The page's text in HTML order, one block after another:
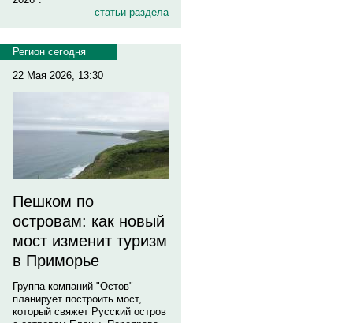
статьи раздела
Регион сегодня
22 Мая 2026, 13:30
Пешком по
островам: как новый
мост изменит туризм
в Приморье
Группа компаний "Остов"
планирует построить мост,
который свяжет Русский остров